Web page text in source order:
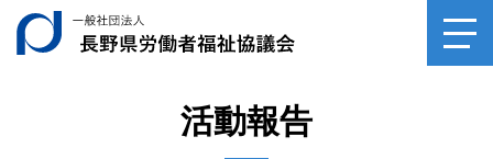
一般社団法人長野
活動報告